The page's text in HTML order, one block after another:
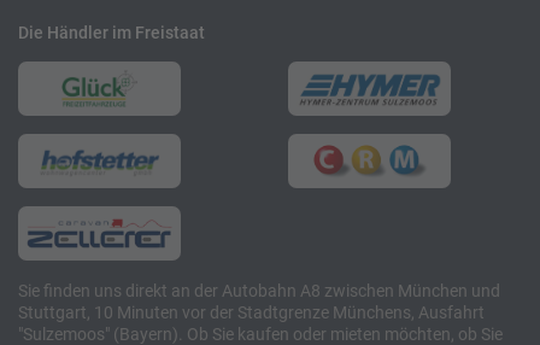
Die Händler im Freistaat
Sie finden uns direkt an der Autobahn A8 zwischen München und
Stuttgart, 10 Minuten vor der Stadtgrenze Münchens, Ausfahrt
"Sulzemoos" (Bayern). Ob Sie kaufen oder mieten möchten, ob Sie